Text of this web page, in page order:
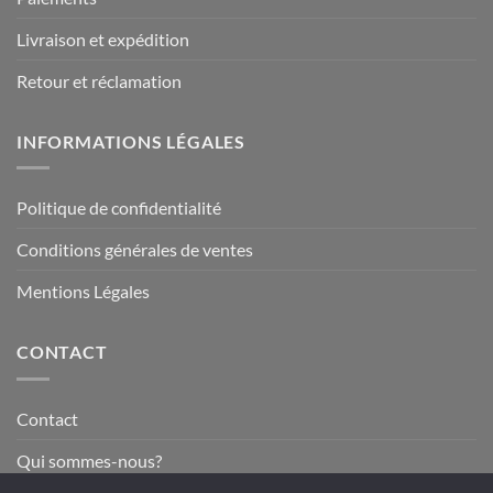
Livraison et expédition
Retour et réclamation
INFORMATIONS LÉGALES
Politique de confidentialité
Conditions générales de ventes
Mentions Légales
CONTACT
Contact
Qui sommes-nous?